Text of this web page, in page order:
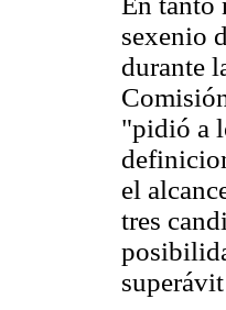
sexenio
durante
"pidió a
el
tres